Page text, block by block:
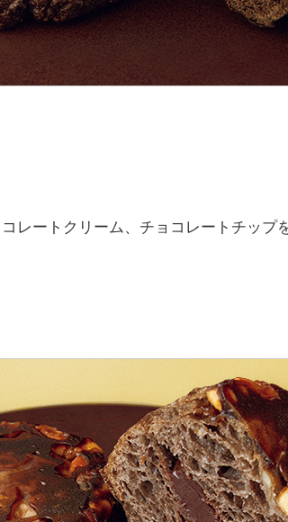
レートクリーム、チョコレートチップ